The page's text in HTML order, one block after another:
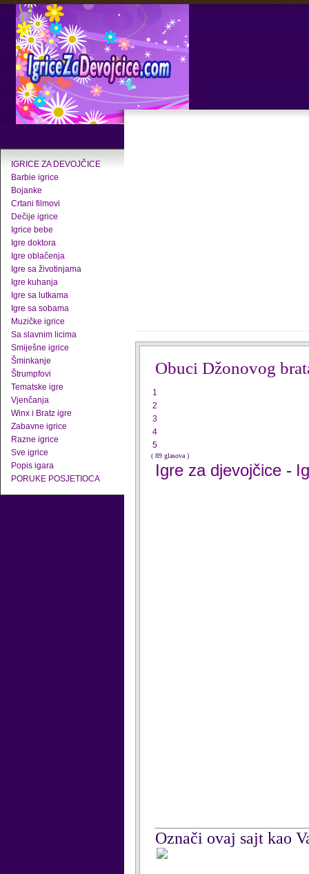
IGRICE ZA DEVOJČICE
Barbie igrice
Bojanke
Crtani filmovi
Dečije igrice
Igrice bebe
Igre doktora
Igre oblačenja
Igre sa životinjama
Igre kuhanja
Igre sa lutkama
Igre sa sobama
Muzičke igrice
Sa slavnim licima
Smiješne igrice
Šminkanje
Štrumpfovi
Tematske igre
Vjenčanja
Winx i Bratz igre
Zabavne igrice
Razne igrice
Sve igrice
Popis igara
PORUKE POSJETIOCA
Obuci Džonovog
1
2
3
4
5
( 89 glasova )
Igre za djevojčice -
Označi ovaj sajt kao